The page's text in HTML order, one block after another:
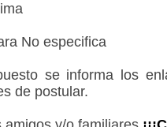
No especifica
se informa los
de postular.